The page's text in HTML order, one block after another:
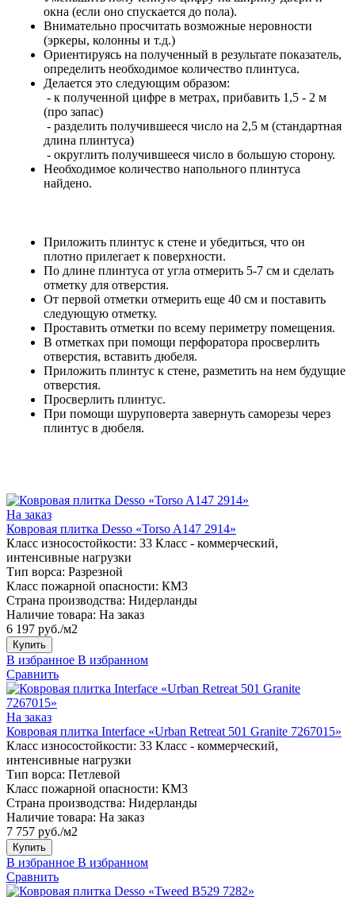
окна (если оно спускается до пола).
Внимательно просчитать возможные неровности
(эркеры, колонны и т.д.)
Ориентируясь на полученный в результате показатель,
определить необходимое количество плинтуса.
Делается это следующим образом:
- к полученной цифре в метрах, прибавить 1,5 - 2 м
(про запас)
- разделить получившееся число на 2,5 м (стандартная
длина плинтуса)
- округлить получившееся число в большую сторону.
Необходимое количество напольного плинтуса
найдено.
Приложить плинтус к стене и убедиться, что он
плотно прилегает к поверхности.
По длине плинтуса от угла отмерить 5-7 см и сделать
отметку для отверстия.
От первой отметки отмерить еще 40 см и поставить
следующую отметку.
Проставить отметки по всему периметру помещения.
В отметках при помощи перфоратора просверлить
отверстия, вставить дюбеля.
Приложить плинтус к стене, разметить на нем будущие
отверстия.
Просверлить плинтус.
При помощи шуруповерта завернуть саморезы через
плинтус в дюбеля.
На заказ
Ковровая плитка Desso «Torso A147 2914»
Класс износостойкости: 33 Класс - коммерческий,
интенсивные нагрузки
Тип ворса: Разрезной
Класс пожарной опасности: КМ3
Страна производства: Нидерланды
Наличие товара: На заказ
6 197 руб./м2
Купить
В избранное В избранном
Сравнить
На заказ
Ковровая плитка Interface «Urban Retreat 501 Granite 7267015»
Класс износостойкости: 33 Класс - коммерческий,
интенсивные нагрузки
Тип ворса: Петлевой
Класс пожарной опасности: КМ3
Страна производства: Нидерланды
Наличие товара: На заказ
7 757 руб./м2
Купить
В избранное В избранном
Сравнить